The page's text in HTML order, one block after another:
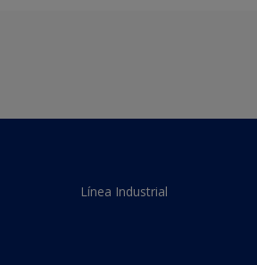
Línea Industrial